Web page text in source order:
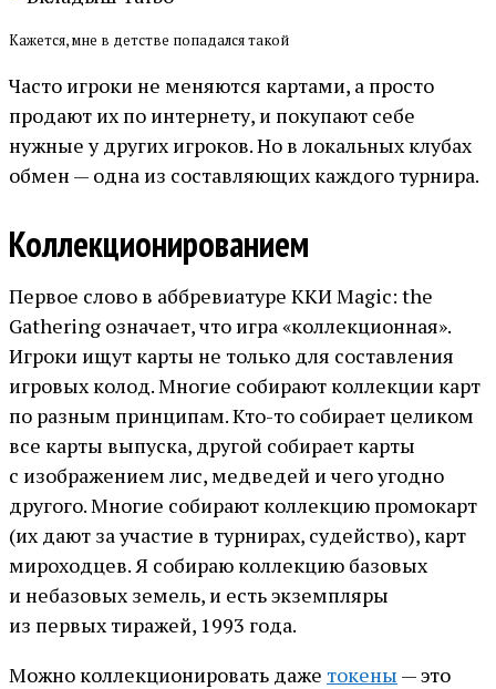
Кажется, мне в детстве попадался такой
Часто игроки не меняются картами, а просто
продают их по интернету, и покупают себе
нужные у других игроков. Но в локальных клубах
обмен — одна из составляющих каждого турнира.
Коллекционированием
Первое слово в аббревиатуре ККИ Magic: the
Gathering означает, что игра «коллекционная».
Игроки ищут карты не только для составления
игровых колод. Многие собирают коллекции карт
по разным принципам. Кто-то собирает целиком
все карты выпуска, другой собирает карты
с изображением лис, медведей и чего угодно
другого. Многие собирают коллекцию промокарт
(их дают за участие в турнирах, судейство), карт
мироходцев. Я собираю коллекцию базовых
и небазовых земель, и есть экземпляры
из первых тиражей, 1993 года.
Можно коллекционировать даже токены — это